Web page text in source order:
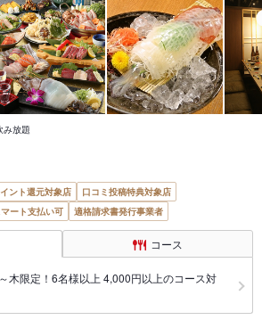
み放題
ント還元対象店
口コミ投稿特典対象店
ート支払い可 適格請求書発行事業者
コース
木限定！6名様以上 4,000円以上のコース対